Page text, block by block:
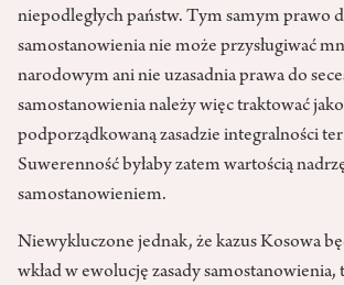
niepodległych państw. Tym samym prawo
samostanowienia nie może przysługiwać
narodowym ani nie uzasadnia prawa do
samostanowienia należy więc traktować jako
podporządkowaną zasadzie integralności
Suwerenność byłaby zatem wartością
samostanowieniem.
Niewykluczone jednak, że kazus Kosowa
wkład w ewolucję zasady samostanowienia,